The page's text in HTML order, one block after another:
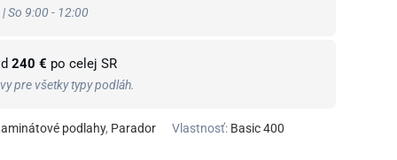
So 9:00 - 12:00
240 € po celej SR
pre všetky typy podláh.
podlahy, Parador Vlastnosť: Basic 400